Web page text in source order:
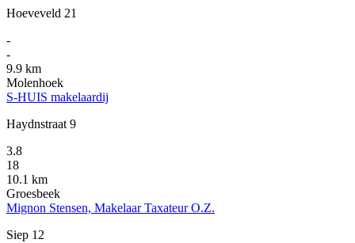
Hoeveveld 21
-
-
9.9 km
Molenhoek
S-HUIS makelaardij
Haydnstraat 9
3.8
18
10.1 km
Groesbeek
Mignon Stensen, Makelaar Taxateur O.Z.
Siep 12